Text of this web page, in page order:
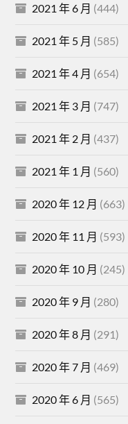
2021 年 6 月 (444)
2021 年 5 月 (585)
2021 年 4 月 (654)
2021 年 3 月 (747)
2021 年 2 月 (437)
2021 年 1 月 (560)
2020 年 12 月 (663)
2020 年 11 月 (593)
2020 年 10 月 (245)
2020 年 9 月 (280)
2020 年 8 月 (291)
2020 年 7 月 (469)
2020 年 6 月 (565)